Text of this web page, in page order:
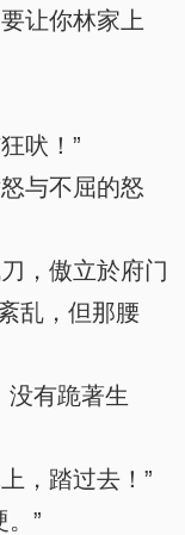
让你林家上
吠！”
与不屈的怒
，傲立於府门
乱，但那腰
有跪著生
，踏过去！”
”